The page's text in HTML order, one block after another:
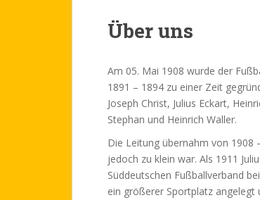
Über uns
Am 05. Mai 1908 wurde der
1891 – 1894 zu einer Zeit
Joseph Christ, Julius Eckart,
Stephan und Heinrich Waller.
Die Leitung übernahm von 1908
jedoch zu klein war. Als 1911
Süddeutschen Fußballverband
ein größerer Sportplatz